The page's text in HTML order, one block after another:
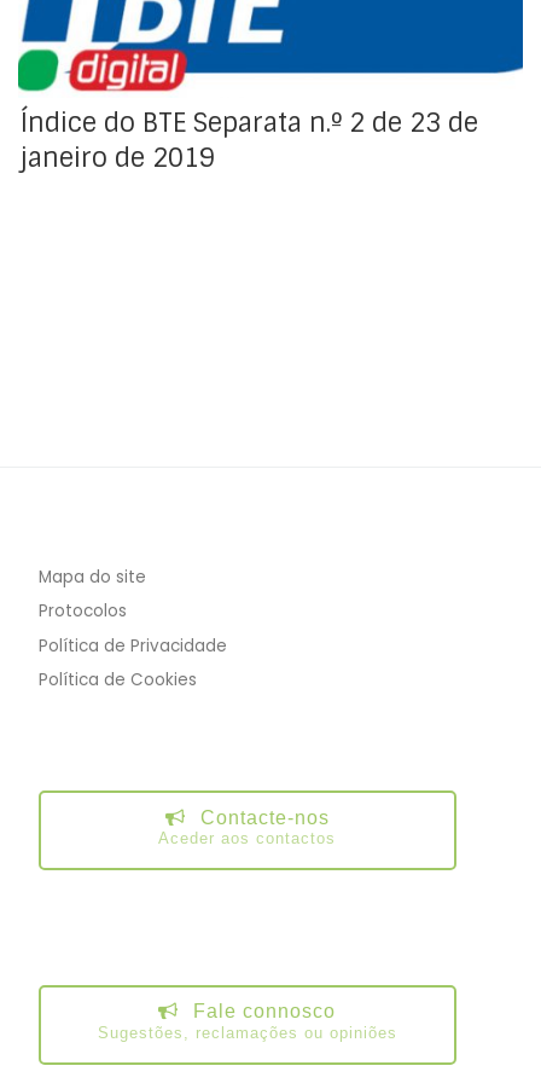
Índice do BTE Separata n.º 2 de 23 de
janeiro de 2019
Mapa do site
Protocolos
Política de Privacidade
Política de Cookies
Contacte-nos
Aceder aos contactos
Fale connosco
Sugestões, reclamações ou opiniões